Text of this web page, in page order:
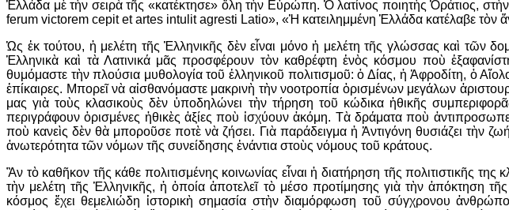
Ἑλλάδα μὲ τὴν σειρὰ τῆς «κατέκτησε» ὅλη τὴν Εὐρώπη. Ὁ λατίνος ποιητὴς Ὁράτιος,
ferum victorem cepit et artes intulit agresti Latio», «Ἡ κατειλημμένη Ἑλλάδα κατέλαβε τὸν
Ὡς ἐκ τούτου, ἡ μελέτη τῆς Ἑλληνικῆς δὲν εἶναι μόνο ἡ μελέτη τῆς γλώσσας καὶ τῶν
Ἑλληνικὰ καὶ τὰ Λατινικά μᾶς προσφέρουν τὸν καθρέφτη ἑνὸς κόσμου ποὺ
θυμόμαστε τὴν πλούσια μυθολογία τοῦ ἑλληνικοῦ πολιτισμοῦ: ὁ Δίας, ἡ Ἀφροδίτη, ὁ
ἐπίκαιρες. Μπορεῖ νὰ αἰσθανόμαστε μακρινὴ τὴν νοοτροπία ὁρισμένων μεγάλων
μας γιὰ τοὺς κλασικοὺς δὲν ὑποδηλώνει τὴν τήρηση τοῦ κώδικα ἠθικῆς
περιγράφουν ὁρισμένες ἠθικὲς ἀξίες ποὺ ἰσχύουν ἀκόμη. Τὰ δράματα ποὺ
ποὺ κανεὶς δὲν θὰ μποροῦσε ποτὲ νὰ ζήσει. Γιὰ παράδειγμα ἡ Ἀντιγόνη θυσιάζει τὴν
ἀνωτερότητα τῶν νόμων τῆς συνείδησης ἐνάντια στοὺς νόμους τοῦ κράτους.
Ἂν τὸ καθῆκον τῆς κάθε πολιτισμένης κοινωνίας εἶναι ἡ διατήρηση τῆς πολιτιστικῆς
τὴν μελέτη τῆς Ἑλληνικῆς, ἡ ὁποία ἀποτελεῖ τὸ μέσο προτίμησης γιὰ τὴν ἀπόκτηση
κόσμος ἔχει θεμελιώδη ἱστορικὴ σημασία στὴν διαμόρφωση τοῦ σύγχρονου